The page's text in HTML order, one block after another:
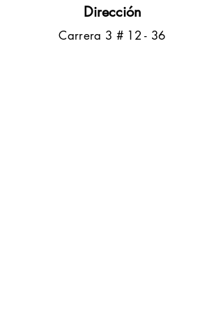
Dirección
​Carrera 3 # 12 - 36